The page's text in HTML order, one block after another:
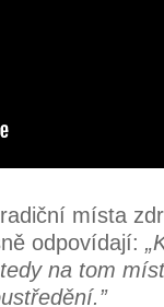
místa
odpovídají:
na tom